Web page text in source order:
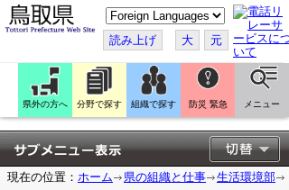
こ
の
ペ
ー
ジ
翻
訳
す
る
読み上げ 大 元
県外の方へ 分野で探す 組織で探す 防災 緊急 メニュー
現在の位置： ホーム 県の組織と仕事
生活環境部